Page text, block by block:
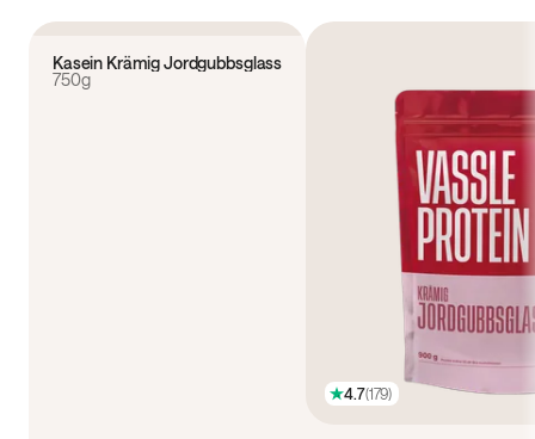
Kasein Krämig Jordgubbsglass
750g
4.7(179)